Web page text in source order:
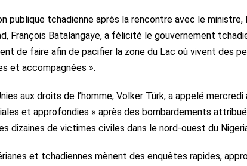
publique tchadienne après la rencontre avec le ministre,
François Batalangaye, a félicité le gouvernement
de faire afin de pacifier la zone du Lac où vivent des
et accompagnées ».
aux droits de l’homme, Volker Türk, a appelé mercredi
et approfondies » après des bombardements
dizaines de victimes civiles dans le nord-ouest du
et tchadiennes mènent des enquêtes rapides,